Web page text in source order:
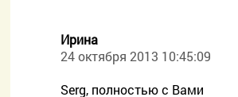
Ирина
24 октября 2013 10:45:09
Serg, полностью с Вами